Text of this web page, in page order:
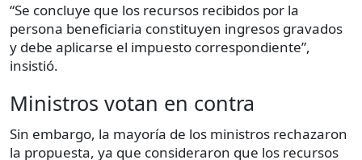
“Se concluye que los recursos recibidos por la
persona beneficiaria constituyen ingresos gravados
y debe aplicarse el impuesto correspondiente”,
insistió.
Ministros votan en contra
Sin embargo, la mayoría de los ministros rechazaron
la propuesta, ya que consideraron que los recursos